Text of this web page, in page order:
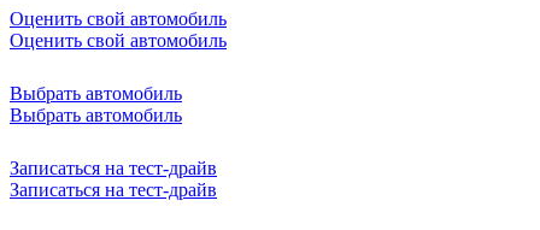
Оценить свой автомобиль
Оценить свой автомобиль
Выбрать автомобиль
Выбрать автомобиль
Записаться на тест-драйв
Записаться на тест-драйв